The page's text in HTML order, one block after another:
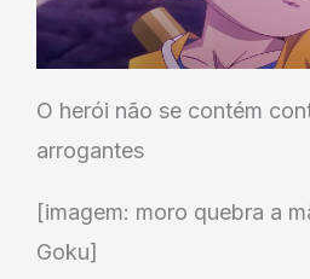
O herói não se contém
arrogantes
[imagem: moro quebra a
Goku]